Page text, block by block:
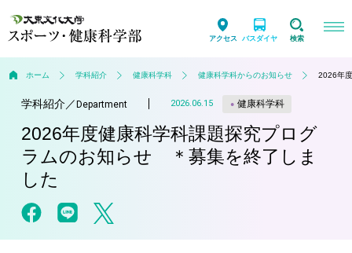
アクセス バスダイヤ 検索
ホーム 学科紹介 健康科学科 健康科学科からのお知らせ 2026年
学科紹介／Department 2026.06.15 健康科学科
2026年度健康科学科課題探究プログ
ラムのお知らせ ＊募集を終了しま
した